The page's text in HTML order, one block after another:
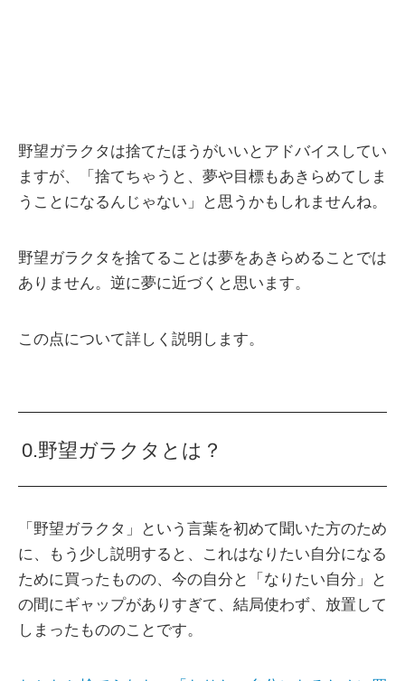
野望ガラクタは捨てたほうがいいとアドバイスしてい
ますが、「捨てちゃうと、夢や目標もあきらめてしま
うことになるんじゃない」と思うかもしれませんね。
野望ガラクタを捨てることは夢をあきらめることでは
ありません。逆に夢に近づくと思います。
この点について詳しく説明します。
0.野望ガラクタとは？
「野望ガラクタ」という言葉を初めて聞いた方のため
に、もう少し説明すると、これはなりたい自分になる
ために買ったものの、今の自分と「なりたい自分」と
の間にギャップがありすぎて、結局使わず、放置して
しまったもののことです。